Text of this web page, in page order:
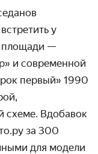
у
площади —
и современной
первый» 1990
схеме. Вдобавок
за 300
для модели